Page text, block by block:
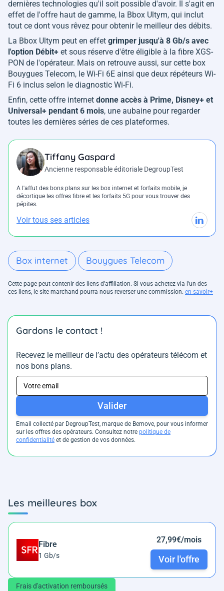
dernières technologies qu'il soit possible d'avoir. Il s'agit en
effet de l'offre haut de gamme, la Bbox Ultym, qui inclut
tout ce dont vous rêvez pour obtenir le meilleur des débits.
La Bbox Ultym peut en effet grimper jusqu'à 8 Gb/s avec
l'option Débit+ et sous réserve d'être éligible à la fibre XGS-
PON de l'opérateur. Mais on retrouve aussi, sur cette box
Bouygues Telecom, le Wi-Fi 6E ainsi que deux répéteurs Wi-
Fi 6 inclus selon le diagnostic Wi-Fi.
Enfin, cette offre internet donne accès à Prime, Disney+ et
Universal+ pendant 6 mois, une aubaine pour regarder
toutes les dernières séries de ces plateformes.
Tiffany Gaspard
Ancienne responsable éditoriale DegroupTest
A l'affut des bons plans sur les box internet et forfaits mobile, je
décortique les offres fibre et les forfaits 5G pour vous trouver des
pépites.
Voir tous ses articles
Box internet Bouygues Telecom
Cette page peut contenir des liens d’affiliation. Si vous achetez via l'un des
ces liens, le site marchand pourra nous reverser une commission. en savoir+
Gardons le contact !
Recevez le meilleur de l’actu des opérateurs télécom et
nos bons plans.
Valider
Email collecté par DegroupTest, marque de Bemove, pour vous informer
sur les offres des opérateurs. Consultez notre politique de
confidentialité et de gestion de vos données.
Les meilleures box
Fibre
1 Gb/s
27,99€/mois
Voir l'offre
Frais d'activation remboursés